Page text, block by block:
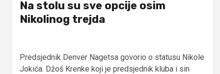
Na stolu su sve opcije osim
Nikolinog trejda
Predsjednik Denver Nagetsa govorio o statusu Nikole
Jokića. Džoš Krenke koji je predsjednik kluba i sin